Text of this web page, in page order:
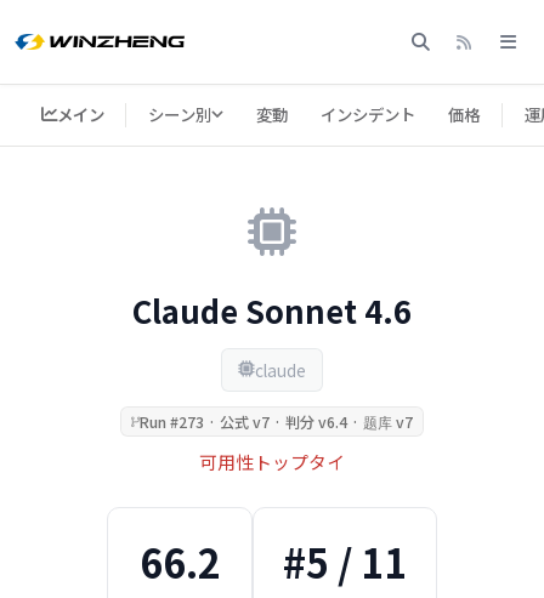
メイン シーン別 変動 インシデント 価格
Claude Sonnet 4.6
claude
Run #273 · 公式 v7 · 判分 v6.4 · 题库 v7
可用性トップタイ
66.2 #5 / 11